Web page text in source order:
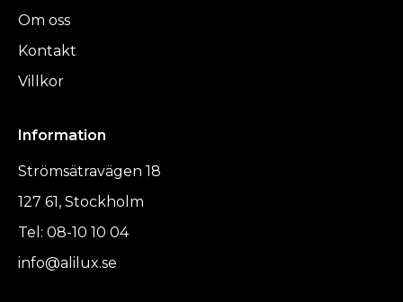
Om oss
Kontakt
Villkor
Information
Strömsätravägen 18
127 61, Stockholm
Tel: 08-10 10 04
info@alilux.se